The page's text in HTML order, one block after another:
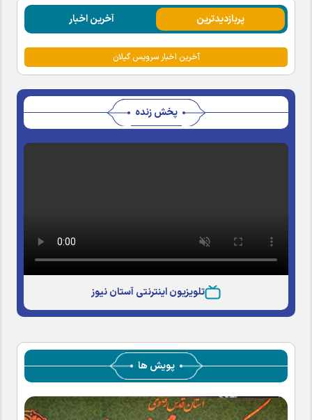
پربازدیدترین آخرین اخبار
آخرین اخبار سرویس گیلان
پخش زنده
تلویزیون اینترنتی آستان نیوز
پویش ها